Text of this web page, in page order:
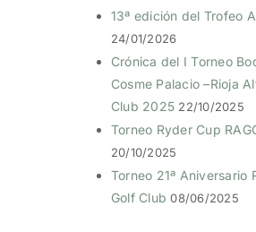
13ª edición del Trofeo
24/01/2026
Crónica del I Torneo
Cosme Palacio –Rioja
Club 2025 22/10/2025
Torneo Ryder Cup
20/10/2025
Torneo 21ª Aniversario
Golf Club 08/06/2025